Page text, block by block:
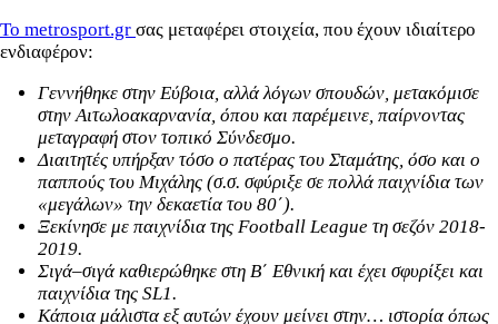
Το metrosport.gr σας μεταφέρει στοιχεία, που έχουν ιδιαίτερο
ενδιαφέρον:
Γεννήθηκε στην Εύβοια, αλλά λόγων σπουδών, μετακόμισε
στην Αιτωλοακαρνανία, όπου και παρέμεινε, παίρνοντας
μεταγραφή στον τοπικό Σύνδεσμο.
Διαιτητές υπήρξαν τόσο ο πατέρας του Σταμάτης, όσο και ο
παππούς του Μιχάλης (σ.σ. σφύριξε σε πολλά παιχνίδια των
«μεγάλων» την δεκαετία του 80΄).
Ξεκίνησε με παιχνίδια της Football League τη σεζόν 2018-
2019.
Σιγά–σιγά καθιερώθηκε στη Β΄ Εθνική και έχει σφυρίξει και
παιχνίδια της SL1.
Κάποια μάλιστα εξ αυτών έχουν μείνει στην… ιστορία όπως